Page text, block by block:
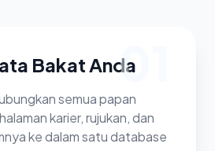
01
Bakat Anda
semua papan
karier, rujukan, dan
ke dalam satu database